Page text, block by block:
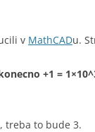
v MathCADu.
+1 =
treba to bude 3.